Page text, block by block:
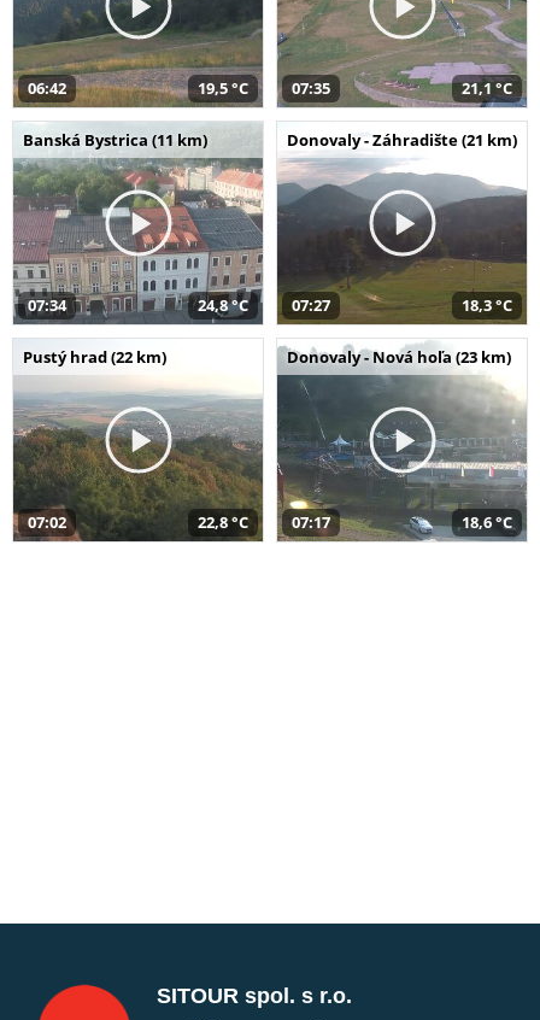
06:42 19,5 °C 07:35 21,1 °C
Banská Bystrica (11 km)
07:34 24,8 °C
Donovaly - Záhradište (21 km)
07:27 18,3 °C
Pustý hrad (22 km)
07:02 22,8 °C
Donovaly - Nová hoľa (23 km)
07:17 18,6 °C
SITOUR spol. s r.o.